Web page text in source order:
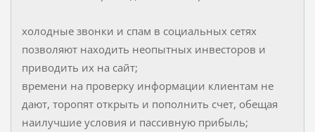
холодные звонки и спам в социальных сетях
позволяют находить неопытных инвесторов и
приводить их на сайт;
времени на проверку информации клиентам не
дают, торопят открыть и пополнить счет, обещая
наилучшие условия и пассивную прибыль;